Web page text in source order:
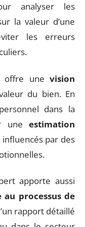
analyser les
la valeur d’une
les erreurs
offre une vision
du bien. En
dans la
une estimation
par des
apporte aussi
processus de
rapport détaillé